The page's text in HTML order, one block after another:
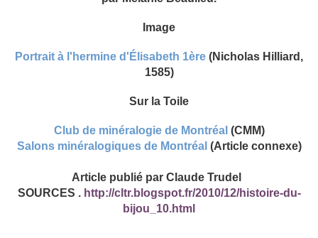
Image
Portrait à l'hermine d'Élisabeth 1ère (Nicholas Hilliard,
1585)
Sur la Toile
Club de minéralogie de Montréal (CMM)
Salons minéralogiques de Montréal (Article connexe)
Article publié par Claude Trudel
SOURCES . http://cltr.blogspot.fr/2010/12/histoire-du-
bijou_10.html